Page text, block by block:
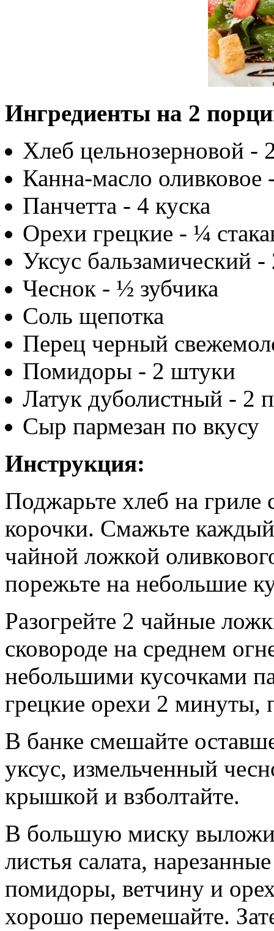
Ингредиенты на 2
Хлеб цельнозерновой -
Канна-масло
Панчетта - 4 куска
Орехи грецкие - ¼
Уксус бальзамический
Чеснок - ½ зубчика
Соль щепотка
Перец черный
Помидоры - 2 штуки
Латук дуболистный - 2
Сыр пармезан по вкусу
Инструкция:
Поджарьте хлеб на гриле
корочки. Смажьте
чайной ложкой
порежьте на небольшие
Разогрейте 2 чайные
сковороде на среднем
небольшими кусочками
грецкие орехи 2 минуты,
В банке смешайте
уксус, измельченный
крышкой и взболтайте.
В большую миску
листья салата,
помидоры, ветчину и
хорошо перемешайте.